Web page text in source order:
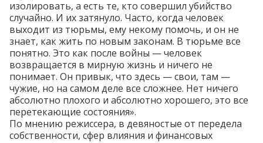
изолировать, а есть те, кто совершил убийство
случайно. И их затянуло. Часто, когда человек
выходит из тюрьмы, ему некому помочь, и он не
знает, как жить по новым законам. В тюрьме все
понятно. Это как после войны — человек
возвращается в мирную жизнь и ничего не
понимает. Он привык, что здесь — свои, там —
чужие, но на самом деле все сложнее. Нет ничего
абсолютно плохого и абсолютно хорошего, это все
перетекающие состояния».
По мнению режиссера, в девяностые от передела
собственности, сфер влияния и финансовых